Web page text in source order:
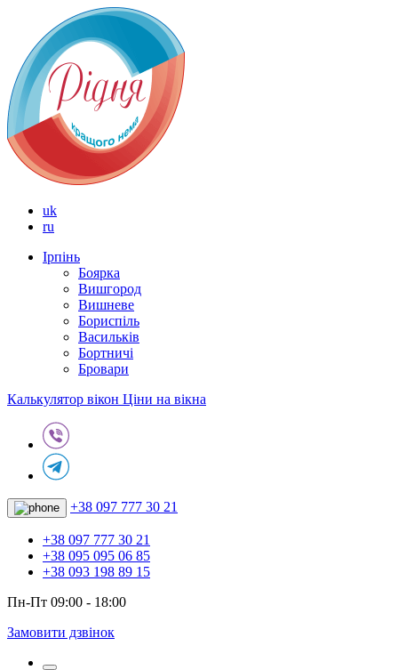
uk
ru
Ірпінь
Боярка
Вишгород
Вишневе
Бориспіль
Васильків
Бортничі
Бровари
Калькулятор вікон Ціни на вікна
+38 097 777 30 21
+38 097 777 30 21
+38 095 095 06 85
+38 093 198 89 15
Пн-Пт 09:00 - 18:00
Замовити дзвінок